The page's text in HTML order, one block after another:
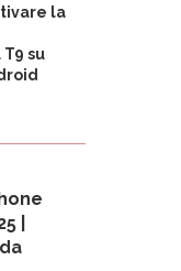
la
su
|